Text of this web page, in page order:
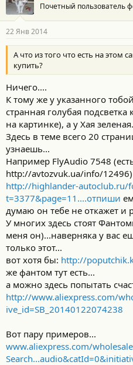
Почетный пользователь
22 Янв 2014
А что из того что есть на этом
купить?
Ничего....
К тому же у указанного
странная голубая
на картинке), а у Хая
Здесь в теме всего 20
узнаешь...
Например FlyAudio 7548
http://avtozvuk.ua/info/12496)
http://highlander-autoclub.ru/
t=3377&page=11....отпиши
думаю он тебе не откажет и
У многих здесь стоят
меня он)...наверняка у вас
только этот...
вот хотя бы: http://
же фантом тут есть...
а можно здесь попытать
http://www.aliexpress.com/
ive_id=SB_20140122074238
Вот пару примеров...
www.aliexpress.com/